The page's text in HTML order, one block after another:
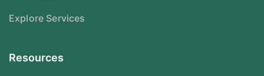
Explore Services
Resources